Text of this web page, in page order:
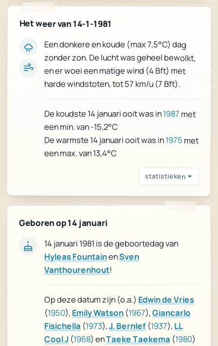
Het weer van 14-1-1981
Een donkere en koude (max 7,5°C) dag
zonder zon. De lucht was geheel bewolkt,
en er woei een matige wind (4 Bft) met
harde windstoten, tot 57 km/u (7 Bft).
De koudste 14 januari ooit was in1987 met
een min. van -15,2°C
De warmste 14 januari ooit was in1975 met
een max. van 13,4°C
statistieken
Geboren op 14 januari
14 januari 1981 is de geboortedag van
Hyleas FountainenSven
Vanthourenhout!
Op deze datum zijn (o.a.)Edwin de Vries
(1950),Emily Watson (1967),Giancarlo
Fisichella (1973),J. Bernlef (1937), LL
Cool J (1968) enTaeke Taekema (1980)